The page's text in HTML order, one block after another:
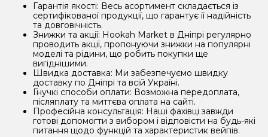
Гарантія якості: Весь асортимент складається із
сертифікованої продукції, що гарантує її надійність
та довговічність.
Знижки та акції: Hookah Market в Дніпрі регулярно
проводить акції, пропонуючи знижки на популярні
моделі та рідини, що робить покупки ще
вигіднішими.
Швидка доставка: Ми забезпечуємо швидку
доставку по Дніпрі та всій Україні.
Гнучкі способи оплати: Возможна передоплата,
післяплату та миттєва оплата на сайті.
Професійна консультація: Наші фахівці завжди
готові допомогти з вибором і відповісти на будь-які
питання щодо функцій та характеристик вейпів.